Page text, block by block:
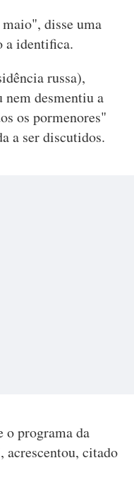
disse uma
a identifica.
russa),
desmentiu a
os pormenores"
a ser discutidos.
o programa da
acrescentou, citado